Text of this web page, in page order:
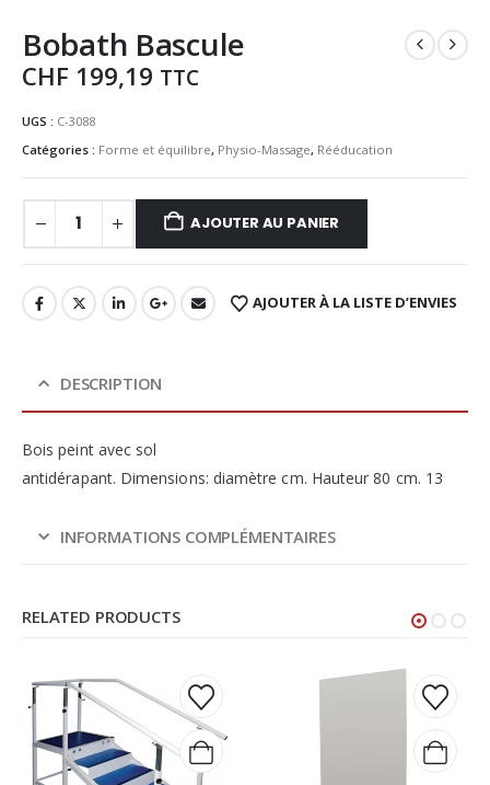
Bobath Bascule
CHF 199,19 TTC
UGS : C-3088
Catégories : Forme et équilibre, Physio-Massage, Rééducation
AJOUTER AU PANIER
AJOUTER À LA LISTE D’ENVIES
DESCRIPTION
Bois peint avec sol
antidérapant. Dimensions: diamètre cm. Hauteur 80 cm. 13
INFORMATIONS COMPLÉMENTAIRES
RELATED PRODUCTS